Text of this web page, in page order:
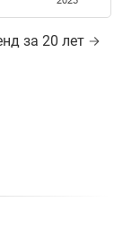
за 20 лет